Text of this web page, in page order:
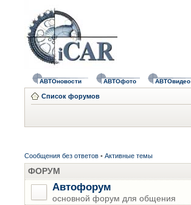
АВТОновости АВТОфото АВТОвидео
Список форумов
Сообщения без ответов • Активные темы
ФОРУМ
Автофорум
основной форум для общения